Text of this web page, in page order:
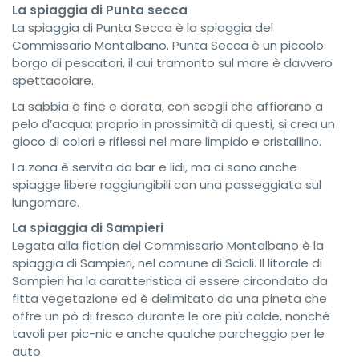
La spiaggia di Punta secca
La spiaggia di Punta Secca è la spiaggia del
Commissario Montalbano. Punta Secca è un piccolo
borgo di pescatori, il cui tramonto sul mare è davvero
spettacolare.
La sabbia è fine e dorata, con scogli che affiorano a
pelo d’acqua; proprio in prossimità di questi, si crea un
gioco di colori e riflessi nel mare limpido e cristallino.
La zona è servita da bar e lidi, ma ci sono anche
spiagge libere raggiungibili con una passeggiata sul
lungomare.
La spiaggia di Sampieri
Legata alla fiction del Commissario Montalbano è la
spiaggia di Sampieri, nel comune di Scicli. Il litorale di
Sampieri ha la caratteristica di essere circondato da
fitta vegetazione ed è delimitato da una pineta che
offre un pò di fresco durante le ore più calde, nonché
tavoli per pic-nic e anche qualche parcheggio per le
auto.